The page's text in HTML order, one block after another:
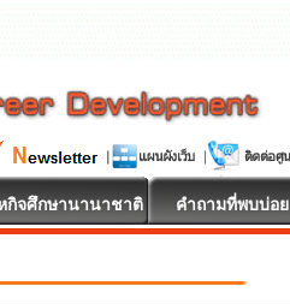
กิจศึกษานานาชาติ คำถามที่พบบ่อย